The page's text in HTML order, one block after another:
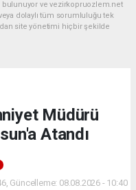
bulunuyor ve vezirkopruozlem.net
dolaylı tüm sorumluluğu tek
site yönetimi hiçbir şekilde
Müdürü
Atandı
Güncelleme: 08.08.2026 - 10:40